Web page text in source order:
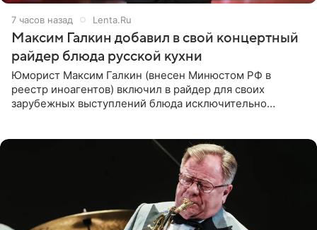
7 часов назад Lenta.Ru
Максим Галкин добавил в свой концертный
райдер блюда русской кухни
Юморист Максим Галкин (внесен Минюстом РФ в
реестр иноагентов) включил в райдер для своих
зарубежных выступлений блюда исключительно